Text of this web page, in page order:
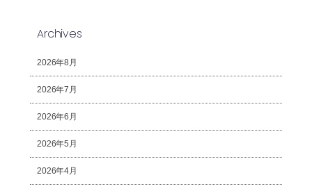
Archives
2026年8月
2026年7月
2026年6月
2026年5月
2026年4月